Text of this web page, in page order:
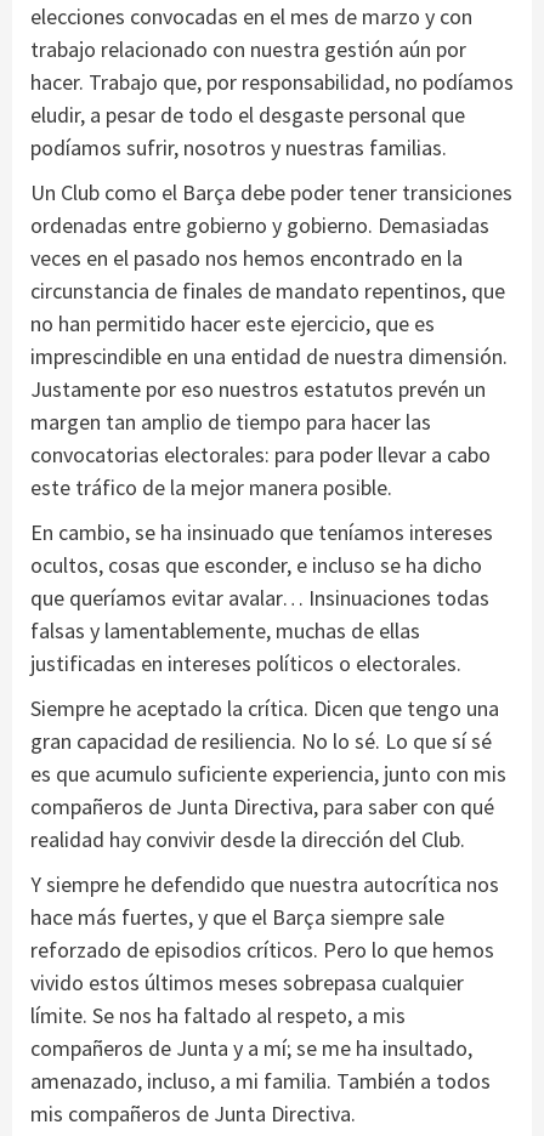
elecciones convocadas en el mes de marzo y con
trabajo relacionado con nuestra gestión aún por
hacer. Trabajo que, por responsabilidad, no podíamos
eludir, a pesar de todo el desgaste personal que
podíamos sufrir, nosotros y nuestras familias.
Un Club como el Barça debe poder tener transiciones
ordenadas entre gobierno y gobierno. Demasiadas
veces en el pasado nos hemos encontrado en la
circunstancia de finales de mandato repentinos, que
no han permitido hacer este ejercicio, que es
imprescindible en una entidad de nuestra dimensión.
Justamente por eso nuestros estatutos prevén un
margen tan amplio de tiempo para hacer las
convocatorias electorales: para poder llevar a cabo
este tráfico de la mejor manera posible.
En cambio, se ha insinuado que teníamos intereses
ocultos, cosas que esconder, e incluso se ha dicho
que queríamos evitar avalar… Insinuaciones todas
falsas y lamentablemente, muchas de ellas
justificadas en intereses políticos o electorales.
Siempre he aceptado la crítica. Dicen que tengo una
gran capacidad de resiliencia. No lo sé. Lo que sí sé
es que acumulo suficiente experiencia, junto con mis
compañeros de Junta Directiva, para saber con qué
realidad hay convivir desde la dirección del Club.
Y siempre he defendido que nuestra autocrítica nos
hace más fuertes, y que el Barça siempre sale
reforzado de episodios críticos. Pero lo que hemos
vivido estos últimos meses sobrepasa cualquier
límite. Se nos ha faltado al respeto, a mis
compañeros de Junta y a mí; se me ha insultado,
amenazado, incluso, a mi familia. También a todos
mis compañeros de Junta Directiva.